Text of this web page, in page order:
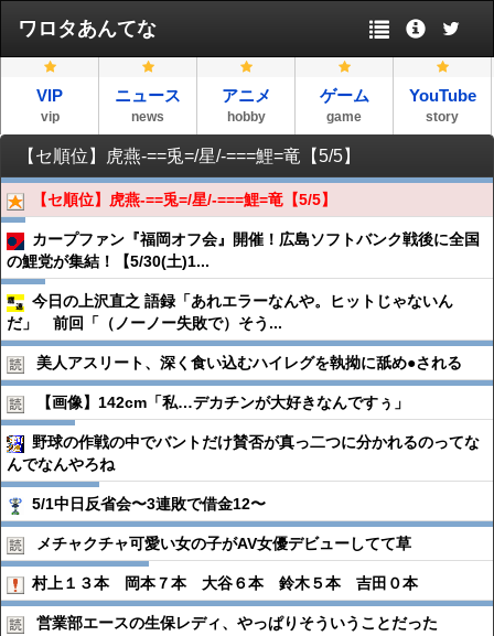
ワロタあんてな
VIP
vip
ニュース
news
アニメ
hobby
ゲーム
game
YouTube
story
【セ順位】虎燕-==兎=/星/-===鯉=竜【5/5】
【セ順位】虎燕-==兎=/星/-===鯉=竜【5/5】
カープファン『福岡オフ会』開催！広島ソフトバンク戦後に全国
の鯉党が集結！【5/30(土)1...
今日の上沢直之 語録「あれエラーなんや。ヒットじゃないん
だ」 前回「（ノーノー失敗で）そう...
美人アスリート、深く食い込むハイレグを執拗に舐め●︎される
【画像】142cm「私…デカチンが大好きなんですぅ」
野球の作戦の中でバントだけ賛否が真っ二つに分かれるのってな
んでなんやろね
5/1中日反省会〜3連敗で借金12〜
メチャクチャ可愛い女の子がAV女優デビューしてて草
村上１３本 岡本７本 大谷６本 鈴木５本 吉田０本
営業部エースの生保レディ、やっぱりそういうことだった